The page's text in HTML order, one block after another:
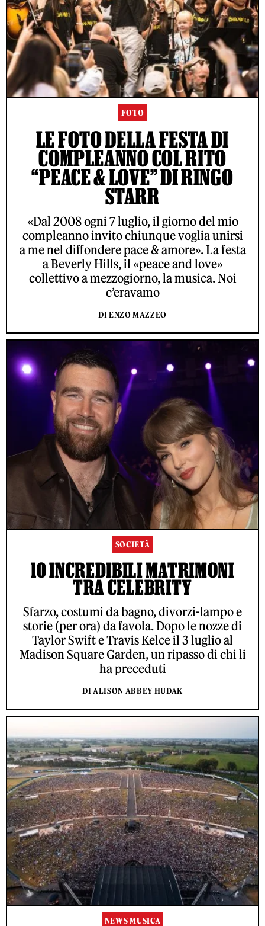
FOTO
LE FOTO DELLA FESTA DI
COMPLEANNO COL RITO
“PEACE & LOVE” DI RINGO
STARR
«Dal 2008 ogni 7 luglio, il giorno del mio
compleanno invito chiunque voglia unirsi
a me nel diffondere pace & amore». La festa
a Beverly Hills, il «peace and love»
collettivo a mezzogiorno, la musica. Noi
c’eravamo
DI ENZO MAZZEO
SOCIETÀ
10 INCREDIBILI MATRIMONI
TRA CELEBRITY
Sfarzo, costumi da bagno, divorzi-lampo e
storie (per ora) da favola. Dopo le nozze di
Taylor Swift e Travis Kelce il 3 luglio al
Madison Square Garden, un ripasso di chi li
ha preceduti
DI ALISON ABBEY HUDAK
NEWS MUSICA